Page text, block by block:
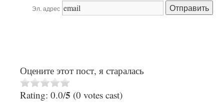
Эл. адрес
Оцените этот пост, я старалась
Rating: 0.0/5 (0 votes cast)